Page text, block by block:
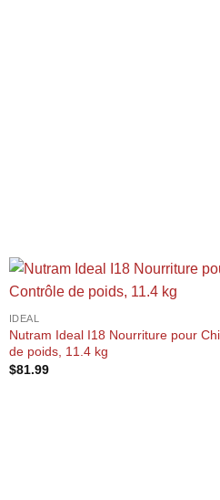
+
IDEAL
Nutram Ideal I18 Nourriture pour
de poids, 11.4 kg
$81.99